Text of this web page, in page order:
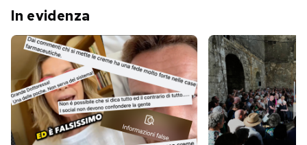
In evidenza